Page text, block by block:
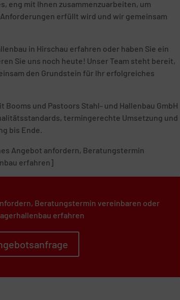
eng mit Ihnen zusammenzuarbeiten, um
erfüllt wird und wir gemeinsam
in Hirschau erfahren oder haben Sie ein
Sie uns noch heute! Unser Team steht bereit,
den Grundstein für Ihr erfolgreiches
und Pastoors Stahl- und Hallenbau GmbH
termingerechte Umsetzung und
bis Ende.
Angebot anfordern, Beratungstermin
erfahren]
Beratungstermin vereinbaren oder
erfahren